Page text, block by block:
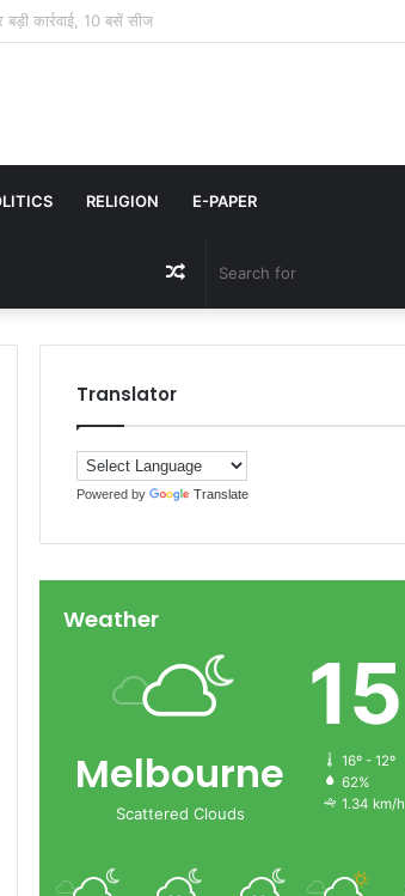
में उगने वाली सब्जी | खुम्बी खाने के फायदे |
RELIGION E-PAPER
Random
Article
Translator
Powered by Translate
Weather
Melbourne
Scattered Clouds
15
16º - 12º
62%
1.34 km/h